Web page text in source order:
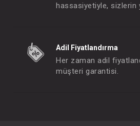
hassasiyetiyle, sizlerin
Adil Fiyatlandırma
Her zaman adil
müşteri garantisi.